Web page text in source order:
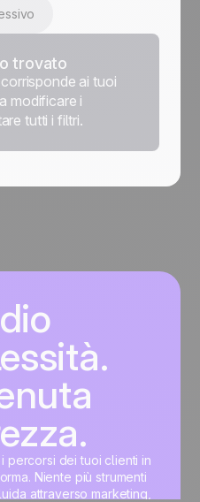
trovato
ai tuoi
modificare i
tutti i filtri.
percorsi dei tuoi clienti in
Niente più strumenti
attraverso marketing,